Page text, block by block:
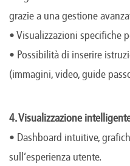
grazie a una gestione
• Visualizzazioni specifiche
• Possibilità di inserire
(immagini, video, guide
4. Visualizzazione
• Dashboard intuitive,
sull’esperienza utente.